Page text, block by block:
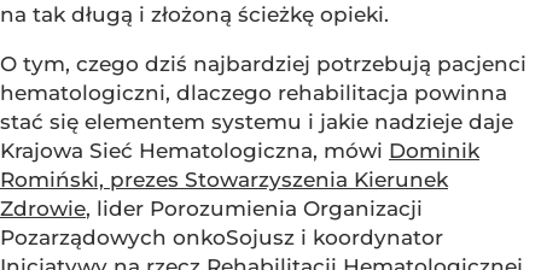
na tak długą i złożoną ścieżkę opieki.
O tym, czego dziś najbardziej potrzebują pacjenci
hematologiczni, dlaczego rehabilitacja powinna
stać się elementem systemu i jakie nadzieje daje
Krajowa Sieć Hematologiczna, mówi Dominik
Romiński, prezes Stowarzyszenia Kierunek
Zdrowie, lider Porozumienia Organizacji
Pozarządowych onkoSojusz i koordynator